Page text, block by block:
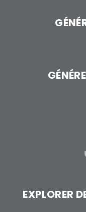
EXPLORER